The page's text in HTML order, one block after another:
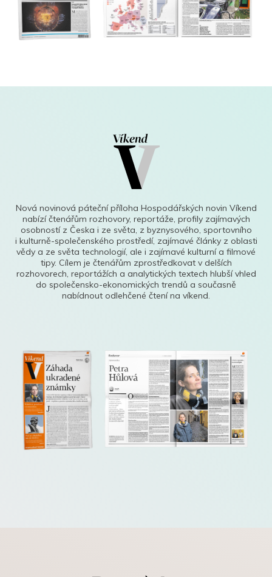
Nová novinová páteční příloha Hospodářských novin Víkend
nabízí čtenářům rozhovory, reportáže, profily zajímavých
osobností z Česka i ze světa, z byznysového, sportovního
i kulturně-společenského prostředí, zajímavé články z oblasti
vědy a ze světa technologií, ale i zajímavé kulturní a filmové
tipy. Cílem je čtenářům zprostředkovat v delších
rozhovorech, reportážích a analytických textech hlubší vhled
do společensko-ekonomických trendů a současně
nabídnout odlehčené čtení na víkend.